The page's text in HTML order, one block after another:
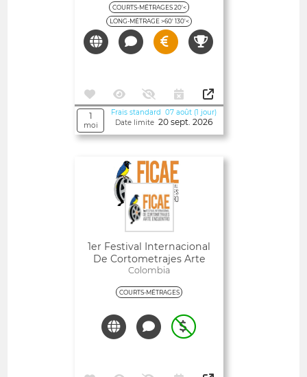
COURTS-MÉTRAGES 20'<
LONG-MÉTRAGE >60' 130'<
1
moi
Frais standard 07 août (1 jour)
Date limite 20 sept. 2026
1er Festival Internacional
De Cortometrajes Arte
Encuentro (FICAE)
Colombia
COURTS-MÉTRAGES
Ouvert